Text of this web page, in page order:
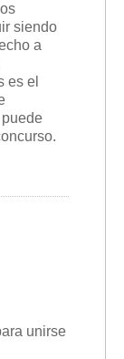
siendo
a
es el
unirse